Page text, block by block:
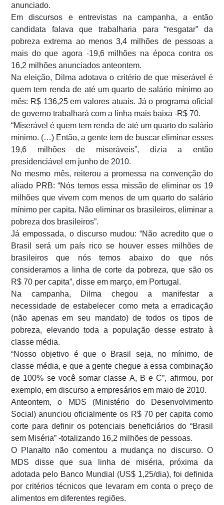
anunciado.
Em discursos e entrevistas na campanha, a então
candidata falava que trabalharia para “resgatar” da
pobreza extrema ao menos 3,4 milhões de pessoas a
mais do que agora -19,6 milhões na época contra os
16,2 milhões anunciados anteontem.
Na eleição, Dilma adotava o critério de que miserável é
quem tem renda de até um quarto de salário mínimo ao
mês: R$ 136,25 em valores atuais. Já o programa oficial
de governo trabalhará com a linha mais baixa -R$ 70.
“Miserável é quem tem renda de até um quarto do salário
mínimo. (…) Então, a gente tem de buscar eliminar esses
19,6 milhões de miseráveis”, dizia a então
presidenciável em junho de 2010.
No mesmo mês, reiterou a promessa na convenção do
aliado PRB: “Nós temos essa missão de eliminar os 19
milhões que vivem com menos de um quarto do salário
mínimo per capita. Não eliminar os brasileiros, eliminar a
pobreza dos brasileiros”.
Já empossada, o discurso mudou: “Não acredito que o
Brasil será um país rico se houver esses milhões de
brasileiros que nós temos abaixo do que nós
consideramos a linha de corte da pobreza, que são os
R$ 70 per capita”, disse em março, em Portugal.
Na campanha, Dilma chegou a manifestar a
necessidade de estabelecer como meta a erradicação
(não apenas em seu mandato) de todos os tipos de
pobreza, elevando toda a população desse estrato à
classe média.
“Nosso objetivo é que o Brasil seja, no mínimo, de
classe média, e que a gente chegue a essa combinação
de 100% se você somar classe A, B e C”, afirmou, por
exemplo, em discurso a empresários em maio de 2010.
Anteontem, o MDS (Ministério do Desenvolvimento
Social) anunciou oficialmente os R$ 70 per capita como
corte para definir os potenciais beneficiários do “Brasil
sem Miséria” -totalizando 16,2 milhões de pessoas.
O Planalto não comentou a mudança no discurso. O
MDS disse que sua linha de miséria, próxima da
adotada pelo Banco Mundial (US$ 1,25/dia), foi definida
por critérios técnicos que levaram em conta o preço de
alimentos em diferentes regiões.